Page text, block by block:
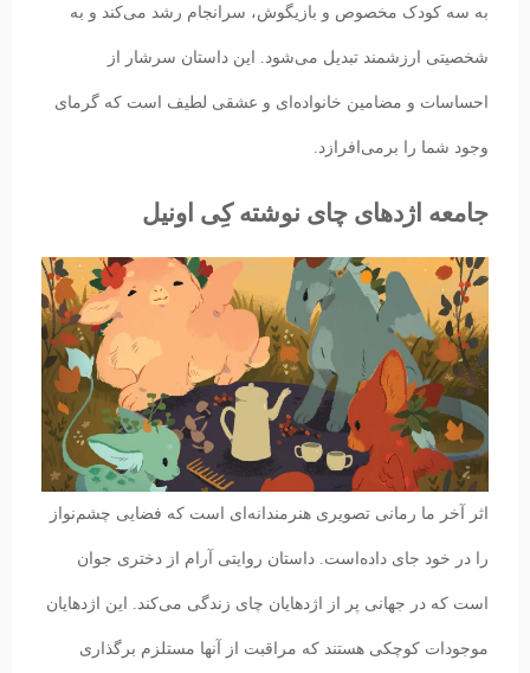
به سه کودک مخصوص و بازیگوش، سرانجام رشد می‌کند و به
شخصیتی ارزشمند تبدیل می‌شود. این داستان سرشار از
احساسات و مضامین خانواده‌‌ای و عشقی لطیف است که گرمای
وجود شما را بر‌می‌افرازد.
جامعه اژدهای چای نوشته کِی اونیل
اثر آخر ما رمانی تصویری هنرمندانه‌ای است که فضایی چشم‌نواز
را در خود جای داده‌است. داستان روایتی آرام از دختری جوان
است که در جهانی پر از اژدهایان چای زندگی می‌کند. این اژدهایان
موجودات کوچکی هستند که مراقبت از آنها مستلزم برگذاری